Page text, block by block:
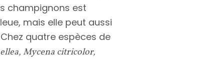
champignons est
mais elle peut aussi
quatre espèces de
Mycena citricolor,